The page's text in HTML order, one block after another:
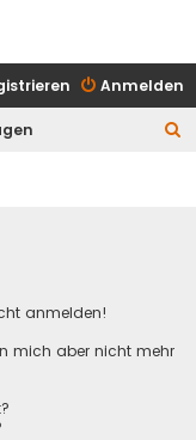
Anmelden
anmelden!
mich aber nicht mehr